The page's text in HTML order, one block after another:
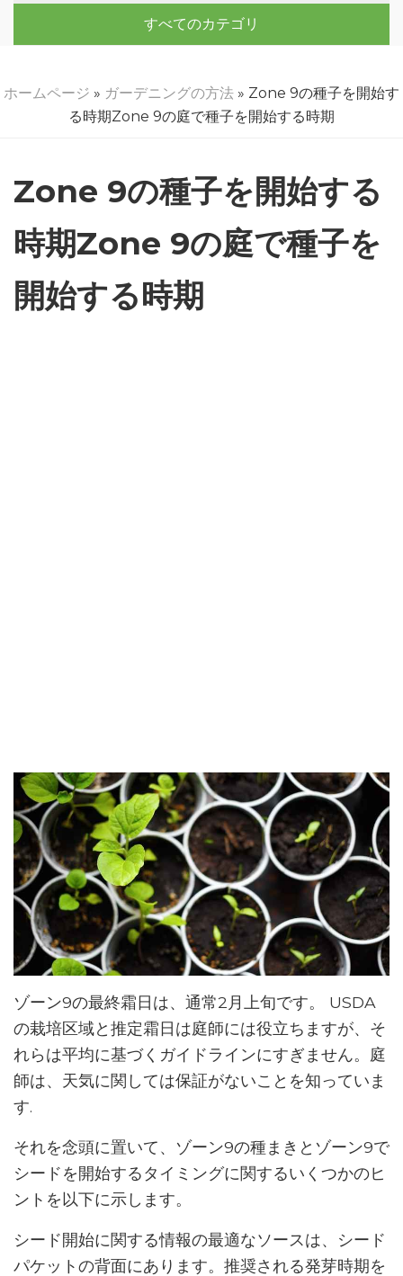
すべてのカテゴリ
ホームページ » ガーデニングの方法 » Zone 9の種子を開始す
る時期Zone 9の庭で種子を開始する時期
Zone 9の種子を開始する
時期Zone 9の庭で種子を
開始する時期
ゾーン9の最終霜日は、通常2月上旬です。 USDA
の栽培区域と推定霜日は庭師には役立ちますが、そ
れらは平均に基づくガイドラインにすぎません。庭
師は、天気に関しては保証がないことを知っていま
す.
それを念頭に置いて、ゾーン9の種まきとゾーン9で
シードを開始するタイミングに関するいくつかのヒ
ントを以下に示します。
シード開始に関する情報の最適なソースは、シード
パケットの背面にあります。推奨される発芽時期を